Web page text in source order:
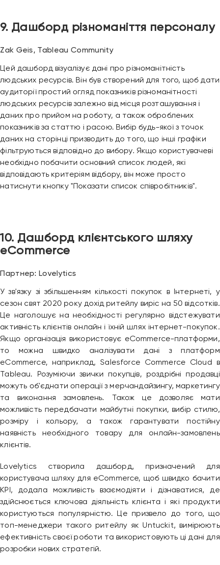
9. Дашборд різноманіття персоналу
Zak Geis, Tableau Community
Цей дашборд візуалізує дані про різноманітність
людських ресурсів. Він був створений для того, щоб дати
аудиторії простий огляд показників різноманітності
людських ресурсів залежно від місця розташування і
даних про прийом на роботу, а також оброблених
показників за статтю і расою. Вибір будь-якої з точок
даних на сторінці призводить до того, що інші графіки
фільтруються відповідно до вибору. Якщо користувачеві
необхідно побачити основний список людей, які
відповідають критеріям відбору, він може просто
натиснути кнопку "Показати список співробітників".
10. Дашборд клієнтського шляху
eCommerce
Партнер: Lovelytics
У зв'язку зі збільшенням кількості покупок в Інтернеті, у
сезон свят 2020 року дохід ритейлу виріс на 50 відсотків.
Це наголошує на необхідності регулярно відстежувати
активність клієнтів онлайн і їхній шлях інтернет-покупок.
Якщо організація використовує eCommerce-платформи,
то можна швидко аналізувати дані з платформ
eCommerce, наприклад, Salesforce Commerce Cloud в
Tableau. Розуміючи звички покупців, роздрібні продавці
можуть об'єднати операції з мерчандайзингу, маркетингу
та виконання замовлень. Також це дозволяє мати
можливість передбачати майбутні покупки, вибір стилю,
розміру і кольору, а також гарантувати постійну
наявність необхідного товару для онлайн-замовлень
клієнтів.
Lovelytics створила дашборд, призначений для
користувача шляху для eCommerce, щоб швидко бачити
KPI, додала можливість взаємодіяти і дізнаватися, де
здійснюється ключова діяльність клієнта і які продукти
користуються популярністю. Це призвело до того, що
топ-менеджери такого ритейлу як Untuckit, вимірюють
ефективність своєї роботи та використовують ці дані для
розробки нових стратегій.